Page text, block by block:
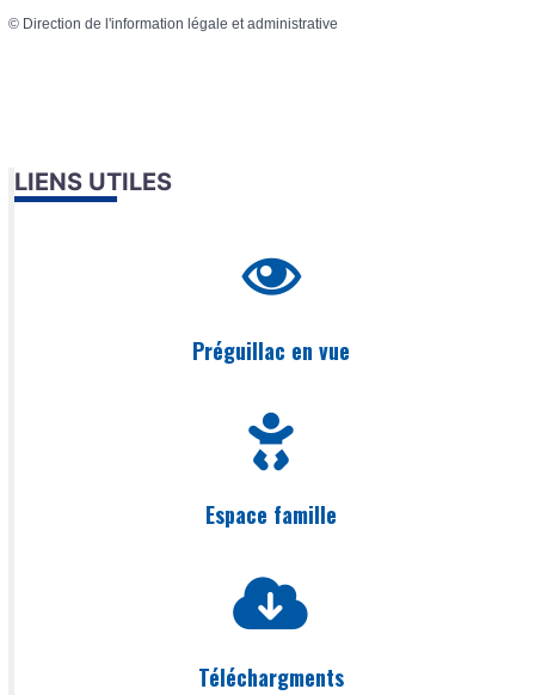
© Direction de l'information légale et administrative
LIENS UTILES
Préguillac en vue
Espace famille
Téléchargments